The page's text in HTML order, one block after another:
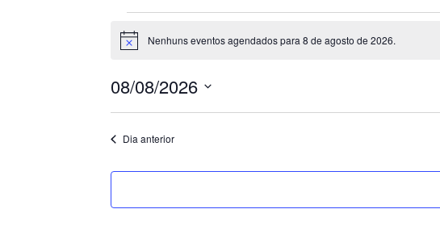
Eventos
for
8
de
agosto
Notice Nenhuns eventos agendados para 8 de agosto de 2026.
08/08/2026
data.Dia anterior